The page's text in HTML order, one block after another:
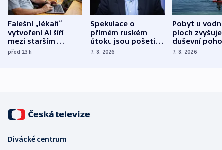
Falešní „lékaři“
vytvoření AI šíří
mezi staršími
Poláky nebezpečné
před 23h
Spekulace o
přímém ruském
útoku jsou pošetilé,
míní estonský
7. 8. 2026
Pobyt u
ploch zvyšuje
duševní
ukázala
7. 8. 2026
Divácké centrum